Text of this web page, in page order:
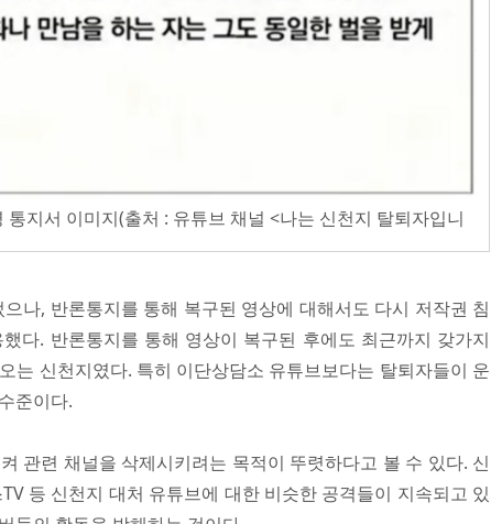
지서 이미지(출처 : 유튜브 채널 <나는 신천지 탈퇴자입니
나, 반론통지를 통해 복구된 영상에 대해서도 다시 저작권 침
다. 반론통지를 통해 영상이 복구된 후에도 최근까지 갖가지
는 신천지였다. 특히 이단상담소 유튜브보다는 탈퇴자들이 운
준이다.
관련 채널을 삭제시키려는 목적이 뚜렷하다고 볼 수 있다. 신
등 신천지 대처 유튜브에 대한 비슷한 공격들이 지속되고 있